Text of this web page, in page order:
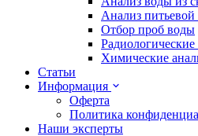
Анализ
Отбор проб воды
Химические
Статьи
Информация
Оферта
Политика
Наши эксперты